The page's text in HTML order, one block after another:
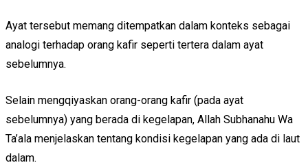
Ayat tersebut memang ditempatkan dalam konteks sebagai
analogi terhadap orang kafir seperti tertera dalam ayat
sebelumnya.
Selain mengqiyaskan orang-orang kafir (pada ayat
sebelumnya) yang berada di kegelapan, Allah Subhanahu Wa
Ta’ala menjelaskan tentang kondisi kegelapan yang ada di laut
dalam.